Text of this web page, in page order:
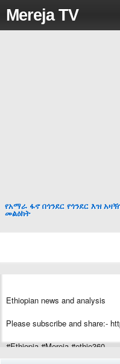
Mereja TV
የአማራ ፋኖ በጎንደር የጎንደር እዝ
መልዕክት
Ethiopian news and analysis
Please subscribe and share:-
#Ethiopia #Mereja #ethio360